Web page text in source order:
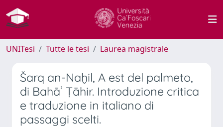
UNITesi Tutte le tesi Laurea magistrale
Šarq an-Naḫil, A est del palmeto,
di Bahāʾ Ṭāhir. Introduzione critica
e traduzione in italiano di
passaggi scelti.